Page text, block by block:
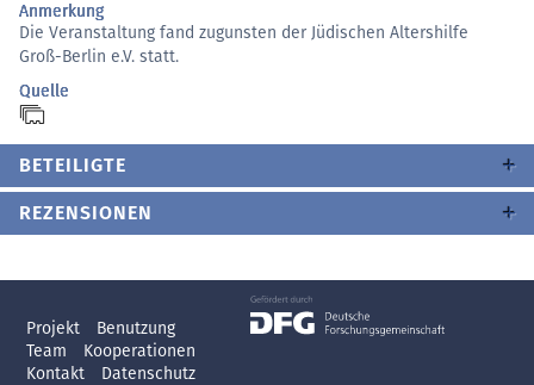
Anmerkung
Die Veranstaltung fand zugunsten der Jüdischen Altershilfe
Groß-Berlin e.V. statt.
Quelle
BETEILIGTE
REZENSIONEN
Projekt
Benutzung
Team
Kooperationen
Kontakt
Datenschutz